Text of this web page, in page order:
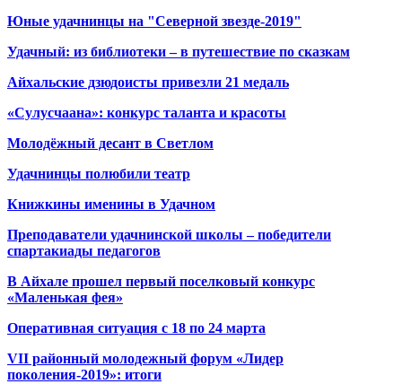
Юные удачнинцы на "Северной звезде-2019"
Удачный: из библиотеки – в путешествие по сказкам
Айхальские дзюдоисты привезли 21 медаль
«Сулусчаана»: конкурс таланта и красоты
Молодёжный десант в Светлом
Удачнинцы полюбили театр
Книжкины именины в Удачном
Преподаватели удачнинской школы – победители
спартакиады педагогов
В Айхале прошел первый поселковый конкурс
«Маленькая фея»
Оперативная ситуация с 18 по 24 марта
VII районный молодежный форум «Лидер
поколения-2019»: итоги